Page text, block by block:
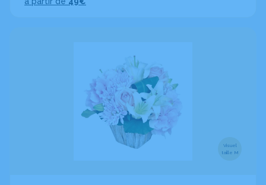
Visuel
taille M